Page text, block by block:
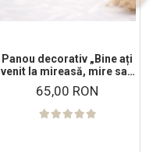
Panou decorativ „Bine ați
venit la mireasă, mire sau
nași!” – Decor nuntă
elegant
65,00 RON